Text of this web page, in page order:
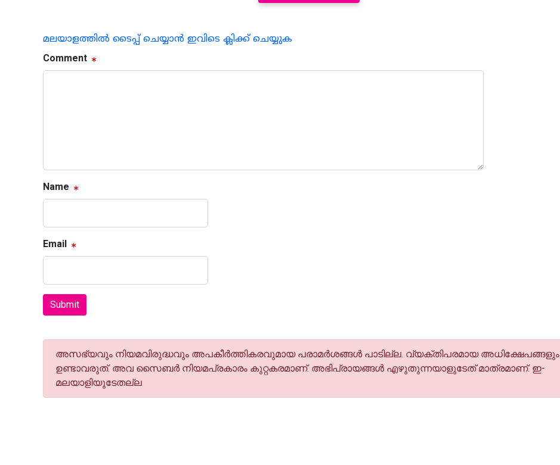
മലയാളത്തില്‍ ടൈപ്പ് ചെയ്യാന്‍ ഇവിടെ ക്ലിക്ക് ചെയ്യുക
Comment
Name
Email
Submit
അസഭ്യവും നിയമവിരുദ്ധവും അപകീര്‍ത്തികരവുമായ പരാമര്‍ശങ്ങള്‍ പാടില്ല. വ്യക്തിപരമായ അധിക്ഷേപങ്ങളും
ഉണ്ടാവരുത്. അവ സൈബര്‍ നിയമപ്രകാരം കുറ്റകരമാണ്. അഭിപ്രായങ്ങള്‍ എഴുതുന്നയാളുടേത് മാത്രമാണ്. ഇ-
മലയാളിയുടേതല്ല